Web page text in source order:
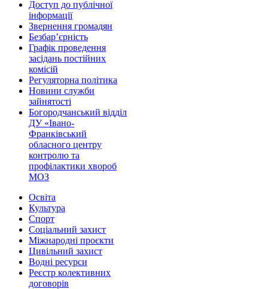
Доступ до публічної
інформації
Звернення громадян
Безбар’єрність
Графік проведення
засідань постійних
комісій
Регуляторна політика
Новини служби
зайнятості
Богородчанський відділ
ДУ «Івано-
Франківський
обласного центру
контролю та
профілактики хвороб
МОЗ
Освіта
Культура
Спорт
Соціальний захист
Міжнародні проєкти
Цивільний захист
Водні ресурси
Реєстр колективних
договорів